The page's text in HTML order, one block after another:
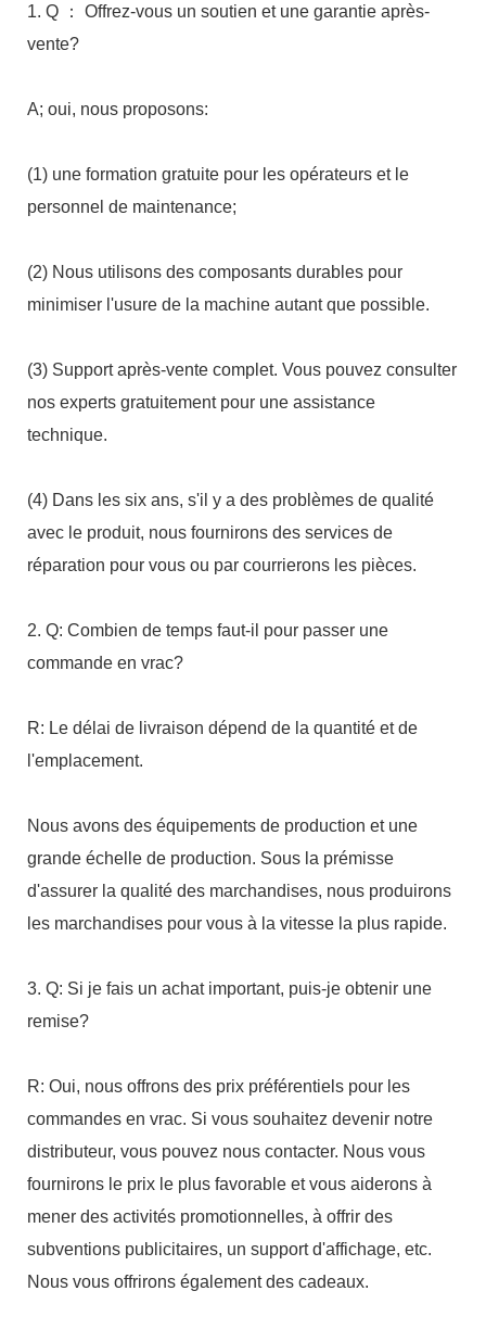
1. Q ： Offrez-vous un soutien et une garantie après-
(1) une formation gratuite pour les opérateurs et le
(2) Nous utilisons des composants durables pour
(3) Support après-vente complet. Vous pouvez consulter
nos experts gratuitement pour une assistance
(4) Dans les six ans, s'il y a des problèmes de qualité
avec le produit, nous fournirons des services de
2. Q: Combien de temps faut-il pour passer une
R: Le délai de livraison dépend de la quantité et de
Nous avons des équipements de production et une
grande échelle de production. Sous la prémisse
d'assurer la qualité des marchandises, nous produirons
3. Q: Si je fais un achat important, puis-je obtenir une
R: Oui, nous offrons des prix préférentiels pour les
commandes en vrac. Si vous souhaitez devenir notre
distributeur, vous pouvez nous contacter. Nous vous
fournirons le prix le plus favorable et vous aiderons à
mener des activités promotionnelles, à offrir des
subventions publicitaires, un support d'affichage, etc.